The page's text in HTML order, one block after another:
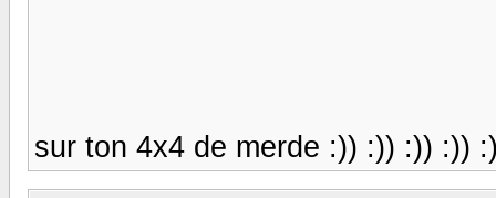
sur ton 4x4 de merde :)) :)) :)) :))